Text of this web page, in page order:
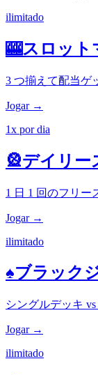
ilimitado
🎰スロット
3 つ揃えて配当ゲ
Jogar →
1x por dia
🎡デイリー
1 日 1 回のフリー
Jogar →
ilimitado
♠ブラック
シングルデッキ vs
Jogar →
ilimitado